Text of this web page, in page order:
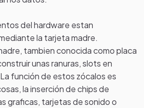
del hardware estan
la tarjeta madre.
tambien conocida como placa
unas ranuras, slots en
función de estos zócalos es
la inserción de chips de
graficas, tarjetas de sonido o